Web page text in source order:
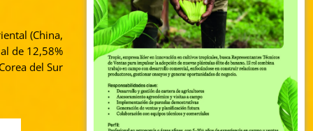
(China,
de 12,58%
del Sur